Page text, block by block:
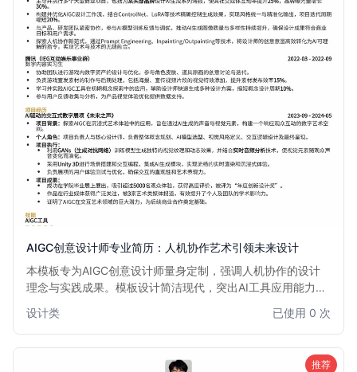
AIGC创意设计师专业简历：人机协作艺术引领未来设计
本模板专为AIGC创意设计师量身定制，强调人机协作的设计
理念与实践成果。模板设计简洁现代，突出AI工具应用能力、
出。
设计类 已使用 0 次
推荐